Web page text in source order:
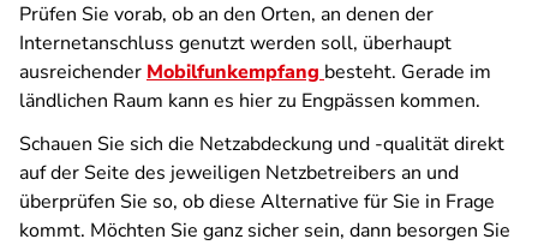
Prüfen Sie vorab, ob an den Orten, an denen der
Internetanschluss genutzt werden soll, überhaupt
ausreichender Mobilfunkempfang besteht. Gerade im
ländlichen Raum kann es hier zu Engpässen kommen.
Schauen Sie sich die Netzabdeckung und -qualität direkt
auf der Seite des jeweiligen Netzbetreibers an und
überprüfen Sie so, ob diese Alternative für Sie in Frage
kommt. Möchten Sie ganz sicher sein, dann besorgen Sie